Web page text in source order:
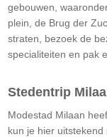
gebouwen,
plein, de Brug der
straten, bezoek de
specialiteiten en pak
Stedentrip
Modestad Milaan
kun je hier